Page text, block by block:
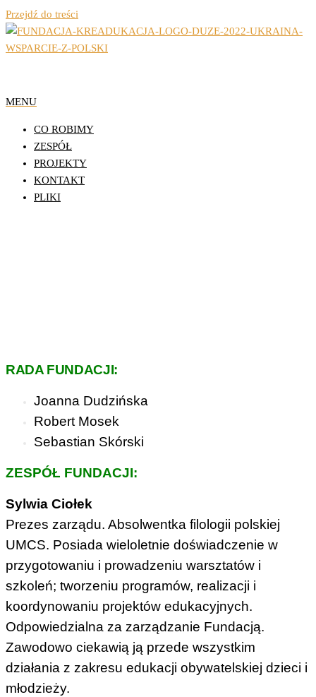
Przejdź do treści
Fundacja Działań
Edukacyjnych
KReAdukacja
MENU
CO ROBIMY
ZESPÓŁ
PROJEKTY
KONTAKT
PLIKI
RADA FUNDACJI:
Joanna Dudzińska
Robert Mosek
Sebastian Skórski
ZESPÓŁ FUNDACJI:
Sylwia Ciołek
Prezes zarządu. Absolwentka filologii polskiej
UMCS. Posiada wieloletnie doświadczenie w
przygotowaniu i prowadzeniu warsztatów i
szkoleń; tworzeniu programów, realizacji i
koordynowaniu projektów edukacyjnych.
Odpowiedzialna za zarządzanie Fundacją.
Zawodowo ciekawią ją przede wszystkim
działania z zakresu edukacji obywatelskiej dzieci i
młodzieży.